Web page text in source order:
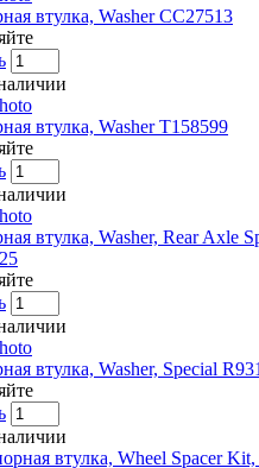
втулка, Washer CC27513
втулка, Washer T158599
втулка, Washer, Rear Axle
втулка, Washer, Special